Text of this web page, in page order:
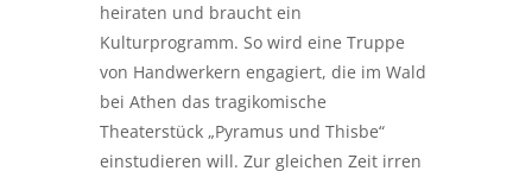
heiraten und braucht ein
Kulturprogramm. So wird eine Truppe
von Handwerkern engagiert, die im Wald
bei Athen das tragikomische
Theaterstück „Pyramus und Thisbe“
einstudieren will. Zur gleichen Zeit irren